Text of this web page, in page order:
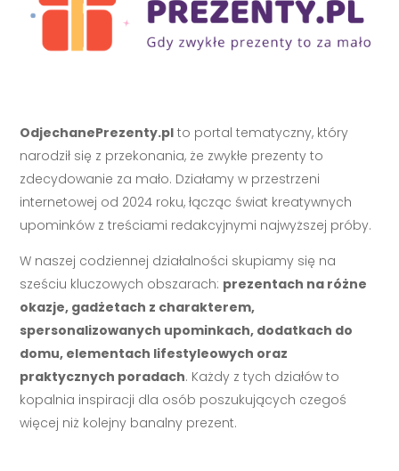
OdjechanePrezenty.pl to portal tematyczny, który
narodził się z przekonania, że zwykłe prezenty to
zdecydowanie za mało. Działamy w przestrzeni
internetowej od 2024 roku, łącząc świat kreatywnych
upominków z treściami redakcyjnymi najwyższej próby.
W naszej codziennej działalności skupiamy się na
sześciu kluczowych obszarach: prezentach na różne
okazje, gadżetach z charakterem,
spersonalizowanych upominkach, dodatkach do
domu, elementach lifestyleowych oraz
praktycznych poradach. Każdy z tych działów to
kopalnia inspiracji dla osób poszukujących czegoś
więcej niż kolejny banalny prezent.